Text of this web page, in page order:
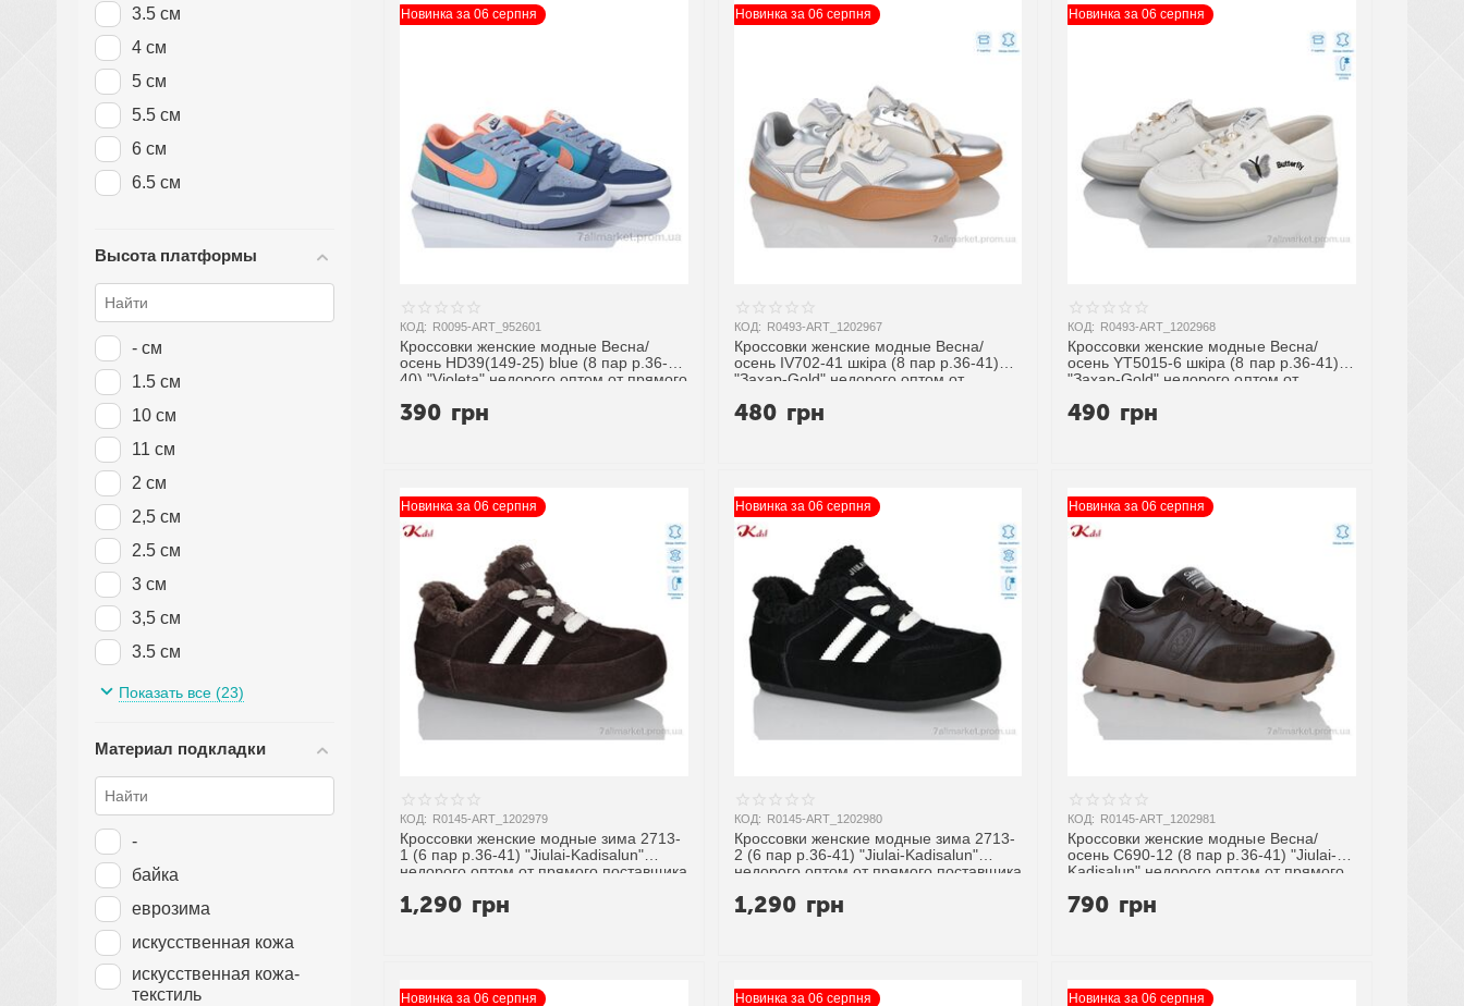
Новинка за 06 серпня
КОД: R0095-ART_952601
Кроссовки женские модные Весна/
осень HD39(149-25) blue (8 пар р.36-
40) "Violeta" недорого оптом от прямого
390 грн
Новинка за 06 серпня
КОД: R0493-ART_1202967
Кроссовки женские модные Весна/
осень IV702-41 шкіра (8 пар р.36-41)
"Захар-Gold" недорого оптом от
480 грн
Новинка за 06 серпня
КОД: R0493-ART_1202968
Кроссовки женские модные Весна/
осень YT5015-6 шкіра (8 пар р.36-41)
"Захар-Gold" недорого оптом от
490 грн
Новинка за 06 серпня
КОД: R0145-ART_1202979
Кроссовки женские модные зима 2713-
1 (6 пар р.36-41) "Jiulai-Kadisalun"
недорого оптом от прямого поставщика
1,290 грн
Новинка за 06 серпня
КОД: R0145-ART_1202980
Кроссовки женские модные зима 2713-
2 (6 пар р.36-41) "Jiulai-Kadisalun"
недорого оптом от прямого поставщика
1,290 грн
Новинка за 06 серпня
КОД: R0145-ART_1202981
Кроссовки женские модные Весна/
осень C690-12 (8 пар р.36-41) "Jiulai-
Kadisalun" недорого оптом от прямого
790 грн
Новинка за 06 серпня Новинка за 06 серпня Новинка за 06 серпня
3.5 см
4 см
5 см
5.5 см
6 см
6.5 см
Высота платформы
- см
1.5 см
10 см
11 см
2 см
2,5 см
2.5 см
3 см
3,5 см
3.5 см
4.5 см
5,5 см
6,5 см
6.5 см
7 см
Показать все (23)
Материал подкладки
-
байка
еврозима
искусственная кожа
искусственная кожа-
текстиль